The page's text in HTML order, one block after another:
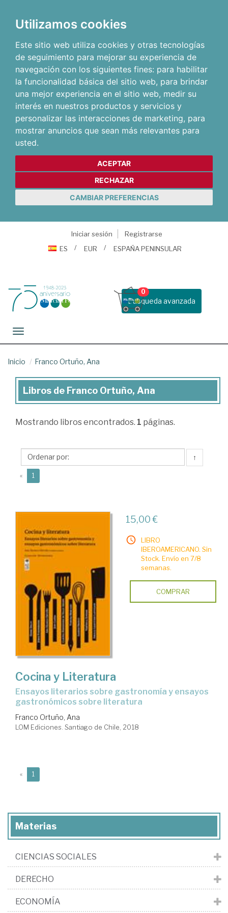
Utilizamos cookies
Este sitio web utiliza cookies y otras tecnologías
de seguimiento para mejorar su experiencia de
navegación con los siguientes fines: para habilitar
la funcionalidad básica del sitio web, para brindar
una mejor experiencia en el sitio web, medir su
interés en nuestros productos y servicios y
personalizar las interacciones de marketing, para
mostrar anuncios que sean más relevantes para
usted.
ACEPTAR
RECHAZAR
CAMBIAR PREFERENCIAS
Iniciar sesión
Registrarse
ES
EUR ESPAÑA PENINSULAR
Busqueda avanzada
0
Toggle navigation
Inicio Franco Ortuño, Ana
Libros
Franco
Ana
Libros de Franco Ortuño, Ana
Mostrando libros encontrados. 1 páginas.
↑
« 1
15,00 €
LIBRO
IBEROAMERICANO. Sin
Stock. Envío en 7/8
semanas.
COMPRAR
Cocina y Literatura
ensayos literarios sobre gastronomía y ensayos
gastronómicos sobre literatura
Franco Ortuño, Ana
LOM Ediciones. Santiago de Chile, 2018
« 1
Materias
CIENCIAS SOCIALES
DERECHO
ECONOMÍA